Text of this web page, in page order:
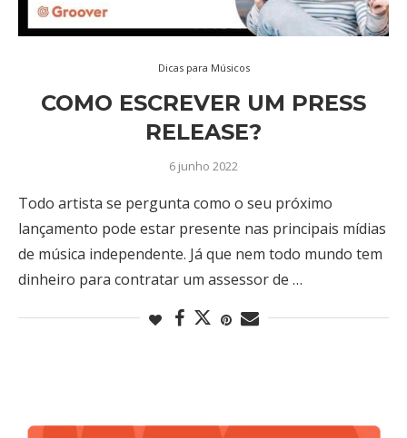
Dicas para Músicos
COMO ESCREVER UM PRESS
RELEASE?
6 junho 2022
Todo artista se pergunta como o seu próximo
lançamento pode estar presente nas principais mídias
de música independente. Já que nem todo mundo tem
dinheiro para contratar um assessor de …